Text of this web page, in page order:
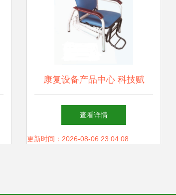
康复设备产品中心 科技赋
能，守护健康之路
查看详情
更新时间：2026-08-06 23:04:08